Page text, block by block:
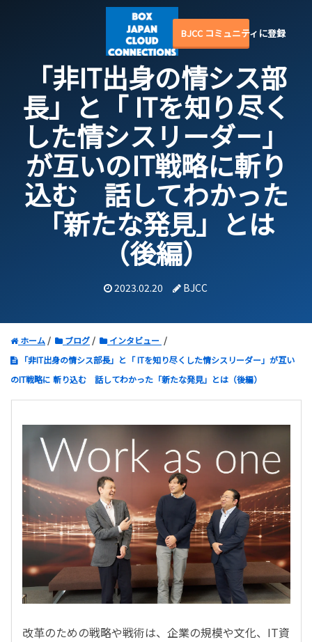
BJCC コミュニティに登録
「非IT出身の情シス部
長」と「 ITを知り尽く
した情シスリーダー」
が互いのIT戦略に斬り
込む 話してわかった
「新たな発見」とは
（後編）
2023.02.20 BJCC
ホーム ブログ
インタビュー
「非IT出身の情シス部長」と「 ITを知り尽くした情シスリーダー」が互い
のIT戦略に 斬り込む 話してわかった「新たな発見」とは（後編）
改革のための戦略や戦術は、企業の規模や文化、IT資